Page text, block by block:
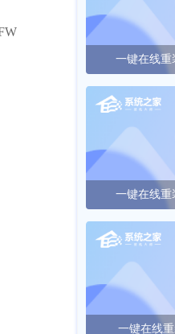
一键在线重
一键在线重
一键在线